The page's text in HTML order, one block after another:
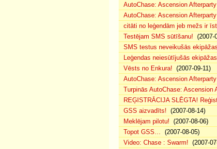
AutoChase: Ascension
AutoChase: Ascension
citāti no leģendām jeb mežs ir
Testējam SMS sūtīšanu! (2007-
SMS testus neveikušās
Leģendas neiesūtījušās ekipāžas
Vēsts no Enkura! (2007-09-11)
AutoChase: Ascension
Turpinās AutoChase: Ascension
REĢISTRĀCIJA SLĒGTA!
GSS aizvadīts! (2007-08-14)
Meklējam pilotu! (2007-08-06)
Topot GSS… (2007-08-05)
Video: Chase : Swarm! (2007-